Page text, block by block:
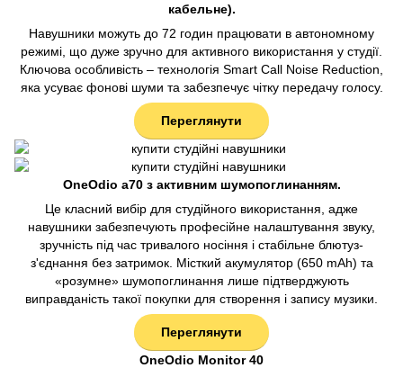
кабельне).
Навушники можуть до 72 годин працювати в автономному
режимі, що дуже зручно для активного використання у студії.
Ключова особливість – технологія Smart Call Noise Reduction,
яка усуває фонові шуми та забезпечує чітку передачу голосу.
Переглянути
OneOdio a70 з активним шумопоглинанням.
Це класний вибір для студійного використання, адже
навушники забезпечують професійне налаштування звуку,
зручність під час тривалого носіння і стабільне блютуз-
з'єднання без затримок. Місткий акумулятор (650 mAh) та
«розумне» шумопоглинання лише підтверджують
виправданість такої покупки для створення і запису музики.
Переглянути
OneOdio Monitor 40